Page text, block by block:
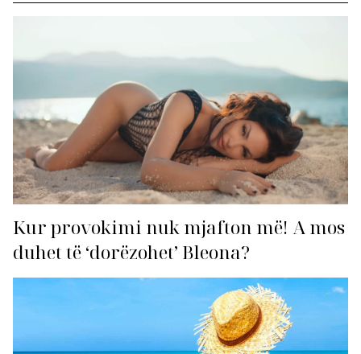
Kur provokimi nuk mjafton më! A mos
duhet të ‘dorëzohet’ Bleona?